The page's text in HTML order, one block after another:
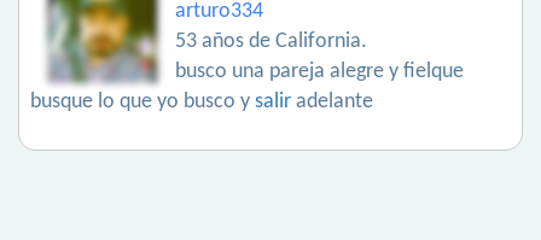
arturo334
53 años de California.
busco una pareja alegre y fielque
busque lo que yo busco y salir adelante